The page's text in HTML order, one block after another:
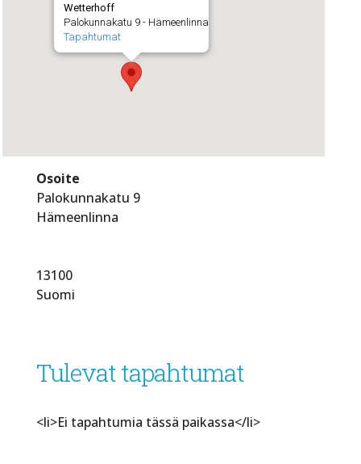
Wetterhoff
Palokunnakatu 9 - Hämeenlinna
Tapahtumat
Osoite
Palokunnakatu 9
Hämeenlinna
13100
Suomi
Tulevat tapahtumat
<li>Ei tapahtumia tässä paikassa</li>